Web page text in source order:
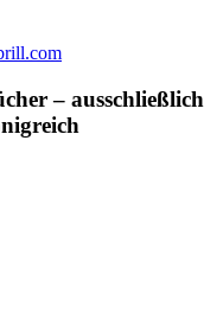
– ausschließlich